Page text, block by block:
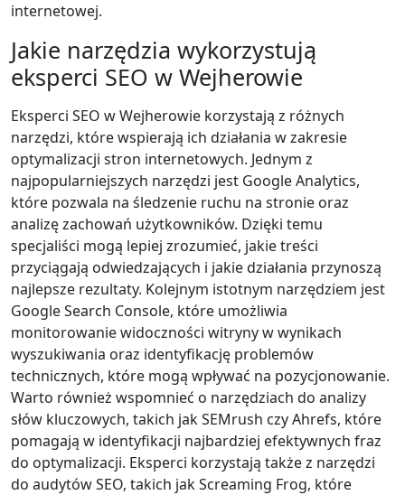
internetowej.
Jakie narzędzia wykorzystują
eksperci SEO w Wejherowie
Eksperci SEO w Wejherowie korzystają z różnych
narzędzi, które wspierają ich działania w zakresie
optymalizacji stron internetowych. Jednym z
najpopularniejszych narzędzi jest Google Analytics,
które pozwala na śledzenie ruchu na stronie oraz
analizę zachowań użytkowników. Dzięki temu
specjaliści mogą lepiej zrozumieć, jakie treści
przyciągają odwiedzających i jakie działania przynoszą
najlepsze rezultaty. Kolejnym istotnym narzędziem jest
Google Search Console, które umożliwia
monitorowanie widoczności witryny w wynikach
wyszukiwania oraz identyfikację problemów
technicznych, które mogą wpływać na pozycjonowanie.
Warto również wspomnieć o narzędziach do analizy
słów kluczowych, takich jak SEMrush czy Ahrefs, które
pomagają w identyfikacji najbardziej efektywnych fraz
do optymalizacji. Eksperci korzystają także z narzędzi
do audytów SEO, takich jak Screaming Frog, które